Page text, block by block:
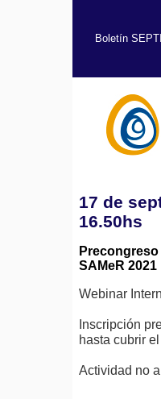
Boletín
17 de
16.50hs
SAMeR 2021
Webinar
Inscripción
hasta cubrir
Actividad no